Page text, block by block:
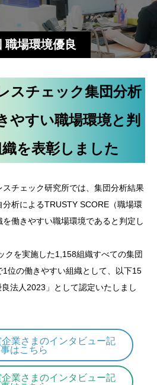
職場環境優良
スチェック集団分析
やすい職場環境と判
を表彰しました
スチェック研究所では、集団分析結果
析によるTRUSTY SCORE（職場環
働きやすい職場環境であると判定し
クを実施した1,158組織すべての集団
位の働きやすい組織として、以下15
法人2023」として認定いたしまし
業さまのインタビュー記
事はこちら
業さまのインタビュー記